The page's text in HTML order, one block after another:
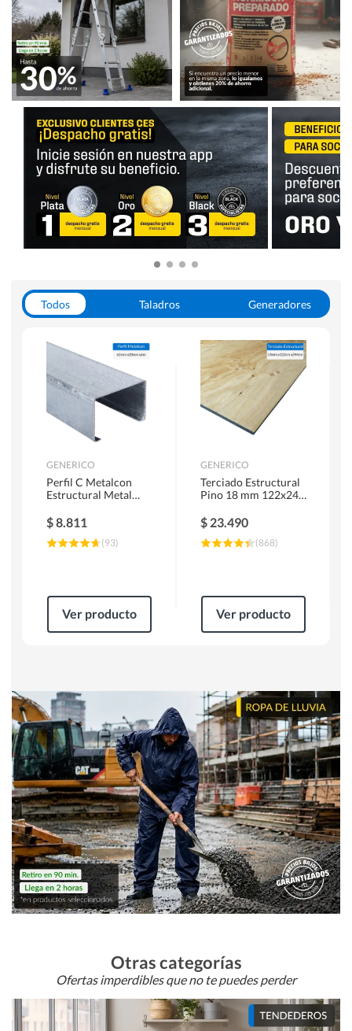
Todos Taladros
Generadores
Herramientas Manuales
Sierras Circulares
GENERICO
Perfil C Metalcon
Estructural Metal
$8.811
(93)
Ver producto
GENERICO
Terciado Estructural
Pino 18 mm 122x244
$ 23.490
(868)
Ver producto
Otras categorías
Ofertas imperdibles que no te puedes perder